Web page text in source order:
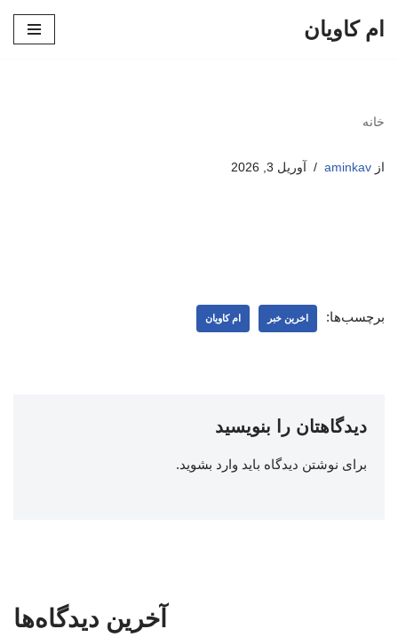
ام کاویان
خانه
از aminkav آوریل 3, 2026
برچسب‌ها: اخرین خبر ام کاویان
دیدگاهتان را بنویسید
برای نوشتن دیدگاه باید وارد بشوید.
آخرین دیدگاه‌ها